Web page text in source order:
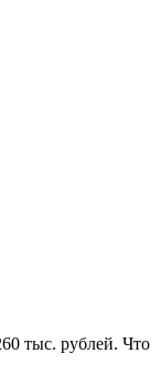
тыс. рублей. Что